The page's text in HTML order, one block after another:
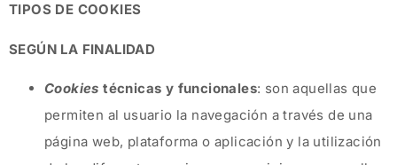
TIPOS DE COOKIES
SEGÚN LA FINALIDAD
Cookiestécnicas y funcionales: son aquellas que
permiten al usuario la navegación a través de una
página web, plataforma o aplicación y la utilización